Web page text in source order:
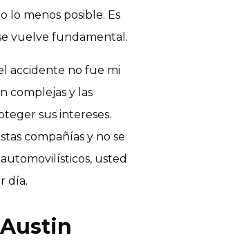
lo menos posible. Es
vuelve fundamental.
accidente no fue mi
complejas y las
sus intereses.
compañías y no se
usted
día.